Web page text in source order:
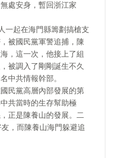
處安身，暫回浙江家
一起在海門縣籌劃搞槍支
被國民黨軍警追捕，陳
，這一次，他接上了組
被調入了剛剛誕生不久
中共情報幹部。
民黨高層內部發展的第
共當時的生存幫助極
正是陳養山的發展。二
，而陳養山海門躲避追